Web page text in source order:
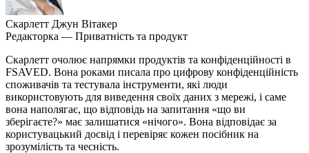
Скарлетт Джун Вітакер
Редакторка — Приватність та продукт
Скарлетт очолює напрямки продуктів та конфіденційності в
FSAVED. Вона роками писала про цифрову конфіденційність
споживачів та тестувала інструменти, які люди
використовують для виведення своїх даних з мережі, і саме
вона наполягає, що відповідь на запитання «що ви
зберігаєте?» має залишатися «нічого». Вона відповідає за
користувацький досвід і перевіряє кожен посібник на
зрозумілість та чесність.